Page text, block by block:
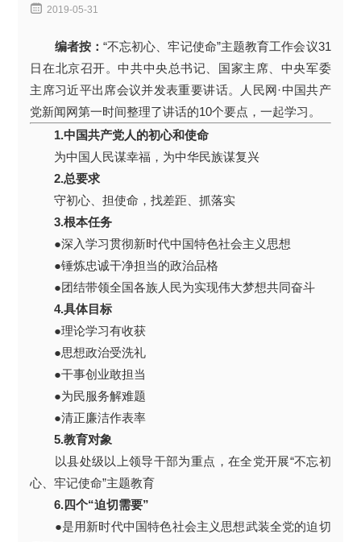
 2019-05-31
编者按： “不忘初心、牢记使命”主题教育工作会议31
日在北京召开。中共中央总书记、国家主席、中央军委
主席习近平出席会议并发表重要讲话。人民网·中国共产
党新闻网第一时间整理了讲话的10个要点，一起学习。
1.中国共产党人的初心和使命
为中国人民谋幸福，为中华民族谋复兴
2.总要求
守初心、担使命，找差距、抓落实
3.根本任务
●深入学习贯彻新时代中国特色社会主义思想
●锤炼忠诚干净担当的政治品格
●团结带领全国各族人民为实现伟大梦想共同奋斗
4.具体目标
●理论学习有收获
●思想政治受洗礼
●干事创业敢担当
●为民服务解难题
●清正廉洁作表率
5.教育对象
以县处级以上领导干部为重点，在全党开展“不忘初
心、牢记使命”主题教育
6.四个“迫切需要”
●是用新时代中国特色社会主义思想武装全党的迫切